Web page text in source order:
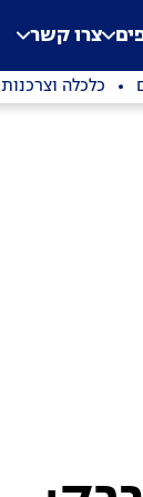
צרו קשר
כלכלה וצרכנות